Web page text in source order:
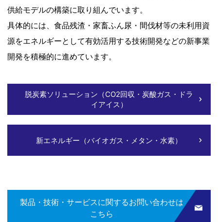
供給モデルの構築に取り組んでいます。
具体的には、食品残渣・家畜ふん尿・間伐材等の未利用資
源をエネルギーとして有効活用する技術開発などの新事業
開発を積極的に進めています。
脱炭素ソリューション（CO2回収・炭酸ガス・ドラ
イアイス）
新エネルギー（バイオガス・メタン・水素）
製品・技術・サービスに関するお問い合わせは
こちら